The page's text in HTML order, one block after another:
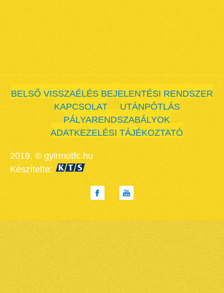
BELSŐ VISSZAÉLÉS BEJELENTÉSI RENDSZER
KAPCSOLAT
UTÁNPÓTLÁS
PÁLYARENDSZABÁLYOK
ADATKEZELÉSI TÁJÉKOZTATÓ
2019. © gyirmotfc.hu
Készítette: